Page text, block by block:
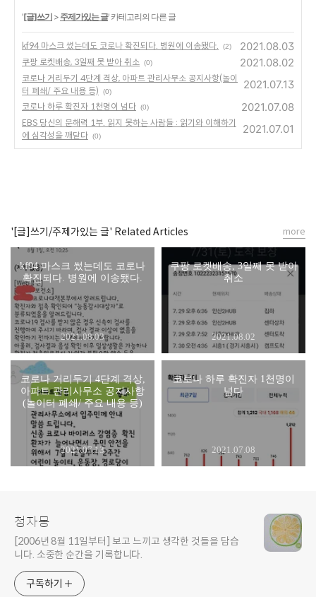
'[글]쓰기 > 주제가있는 글' 카테고리의 다른 글
kf94 마스크 썼는데도 코로나 확진되다. 병원에 이송됐다. (2) 2021.08.03
쿠팡 로켓배송, 3일째 못 받아 취소 (0) 2021.08.02
코로나 거리두기 4단계 격상, 아파트 관리사무소 공지사항(놀이
터 폐쇄/ 주요 내용 등)
(0)
2021.07.13
코로나 하루 확진자 1천명이 넘다 (0) 2021.07.08
EBS 당신의 문해력 1부. 읽지 못하는 사람들 : 읽기와 이해하기
에 심각성을 깨닫다 (0)
2021.07.01
'[글]쓰기/주제가있는 글' Related Articles
kf94 마스크 썼는데도 코로나
확진되다. 병원에 이송됐다.
2021.08.03
쿠팡 로켓배송, 3일째 못 받아
취소
2021.08.02
코로나 거리두기 4단계 격상,
아파트 관리사무소 공지사항
(놀이터 폐쇄/ 주요 내용 등)
2021.07.13
코로나 하루 확진자 1천명이
넘다
2021.07.08
more
청자몽
[2006년 8월 11일부터] 보고 느끼고 생각한 것들을 담습
니다. 소중한 순간을 기록합니다.
구독하기